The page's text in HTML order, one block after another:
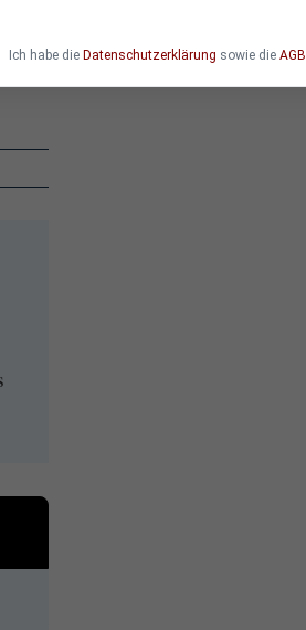
Ich habe die Datenschutzerklärung sowie die AGB